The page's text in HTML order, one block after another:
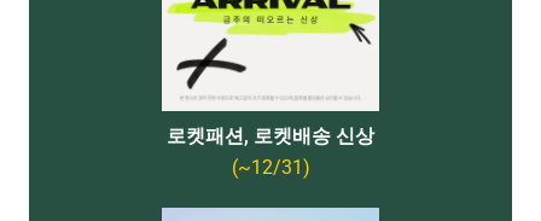
로켓패션, 로켓배송 신상
(~12/31)